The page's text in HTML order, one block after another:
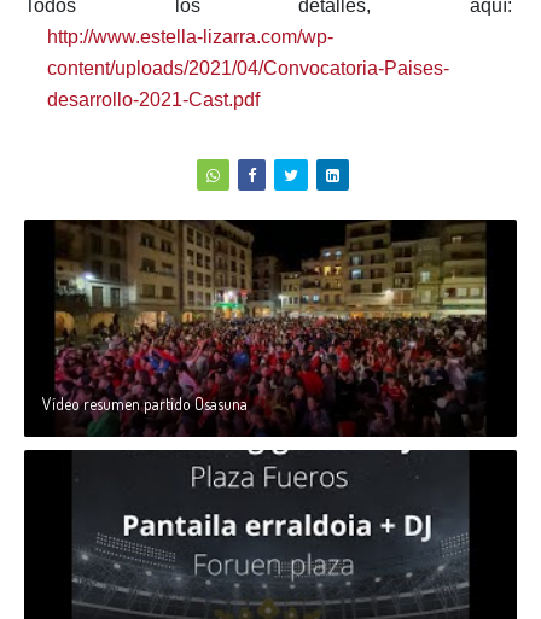
Todos los detalles, aquí:
http://www.estella-lizarra.com/wp-
content/uploads/2021/04/Convocatoria-Paises-
desarrollo-2021-Cast.pdf
Vídeo resumen partido Osasuna